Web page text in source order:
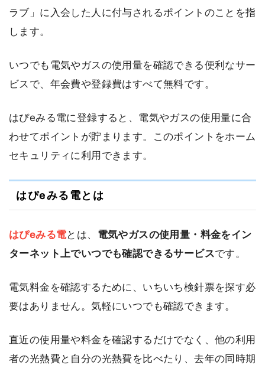
ラブ」に入会した人に付与されるポイントのことを指
します。
いつでも電気やガスの使用量を確認できる便利なサー
ビスで、年会費や登録費はすべて無料です。
はぴeみる電に登録すると、電気やガスの使用量に合
わせてポイントが貯まります。このポイントをホーム
セキュリティに利用できます。
はぴeみる電とは
はぴeみる電とは、 電気やガスの使用量・料金をイン
ターネット上でいつでも確認できるサービスです。
電気料金を確認するために、いちいち検針票を探す必
要はありません。気軽にいつでも確認できます。
直近の使用量や料金を確認するだけでなく、他の利用
者の光熱費と自分の光熱費を比べたり、去年の同時期